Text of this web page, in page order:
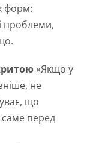
форм:
проблеми,
«Якщо у
не
що
саме перед